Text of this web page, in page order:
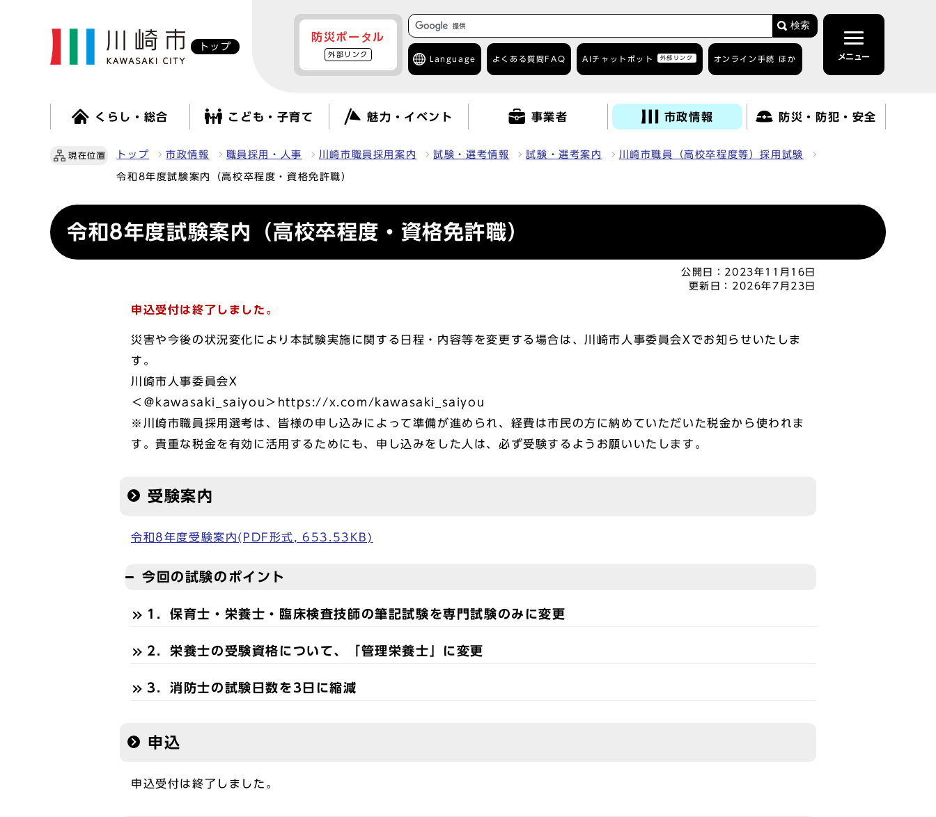
トップ
防災ポータル
外部リンク
検索
Language よくある質問 FAQ AIチャットボット 外部リンク オンライン手続 ほか メニュー
くらし・総合 こども・子育て 魅力・イベント 事業者 市政情報 防災・防犯・安全
現在位置 トップ 市政情報 職員採用・人事 川崎市職員採用案内 試験・選考情報 試験・選考案内 川崎市職員（高校卒程度等）採用試験
令和8年度試験案内（高校卒程度・資格免許職）
令和8年度試験案内（高校卒程度・資格免許職）
公開日： 2023年11月16日
更新日： 2026年7月23日
申込受付は終了しました。
災害や今後の状況変化により本試験実施に関する日程・内容等を変更する場合は、川崎市人事委員会Xでお知らせいたしま
す。
川崎市人事委員会X
＜＠kawasaki_saiyou＞https://x.com/kawasaki_saiyou
※川崎市職員採用選考は、皆様の申し込みによって準備が進められ、経費は市民の方に納めていただいた税金から使われま
す。貴重な税金を有効に活用するためにも、申し込みをした人は、必ず受験するようお願いいたします。
受験案内
令和8年度受験案内(PDF形式, 653.53KB)
今回の試験のポイント
1．保育士・栄養士・臨床検査技師の筆記試験を専門試験のみに変更
2．栄養士の受験資格について、「管理栄養士」に変更
3．消防士の試験日数を3日に縮減
申込
申込受付は終了しました。